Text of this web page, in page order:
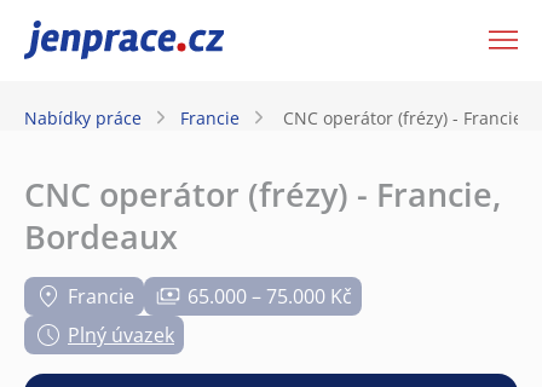
JenPráce.cz
Nabídky práce Francie CNC operátor (frézy) - Francie,
CNC operátor (frézy) - Francie,
Bordeaux
Francie
65.000 – 75.000 Kč
Plný úvazek